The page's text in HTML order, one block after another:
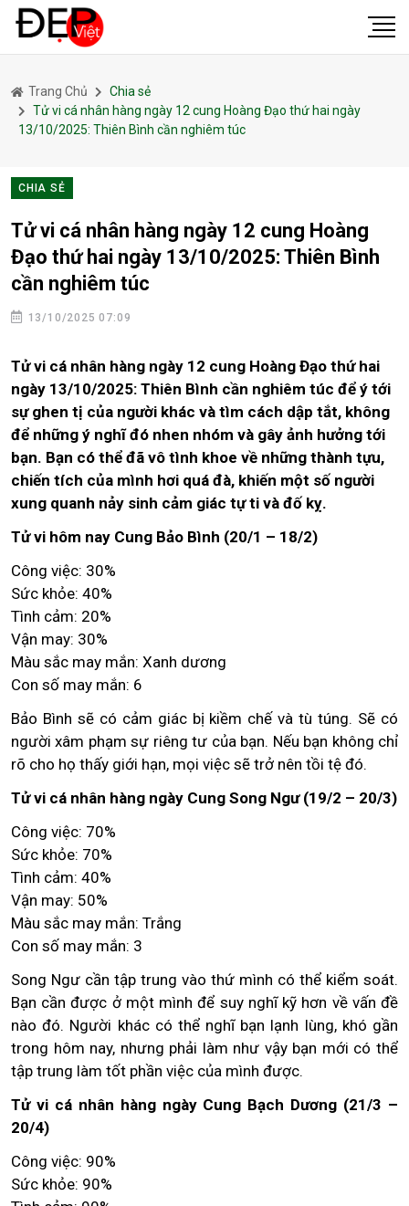
Trang Chủ
Chia sẻ
Tử vi cá nhân hàng ngày 12 cung Hoàng Đạo thứ hai ngày
13/10/2025: Thiên Bình cần nghiêm túc
CHIA SẺ
Tử vi cá nhân hàng ngày 12 cung Hoàng
Đạo thứ hai ngày 13/10/2025: Thiên Bình
cần nghiêm túc
13/10/2025 07:09
Tử vi cá nhân hàng ngày 12 cung Hoàng Đạo thứ hai
ngày 13/10/2025: Thiên Bình cần nghiêm túc để ý tới
sự ghen tị của người khác và tìm cách dập tắt, không
để những ý nghĩ đó nhen nhóm và gây ảnh hưởng tới
bạn. Bạn có thể đã vô tình khoe về những thành tựu,
chiến tích của mình hơi quá đà, khiến một số người
xung quanh nảy sinh cảm giác tự ti và đố kỵ.
Tử vi hôm nay Cung Bảo Bình (20/1 – 18/2)
Công việc: 30%
Sức khỏe: 40%
Tình cảm: 20%
Vận may: 30%
Màu sắc may mắn: Xanh dương
Con số may mắn: 6
Bảo Bình sẽ có cảm giác bị kiềm chế và tù túng. Sẽ có
người xâm phạm sự riêng tư của bạn. Nếu bạn không chỉ
rõ cho họ thấy giới hạn, mọi việc sẽ trở nên tồi tệ đó.
Tử vi cá nhân hàng ngày Cung Song Ngư (19/2 – 20/3)
Công việc: 70%
Sức khỏe: 70%
Tình cảm: 40%
Vận may: 50%
Màu sắc may mắn: Trắng
Con số may mắn: 3
Song Ngư cần tập trung vào thứ mình có thể kiểm soát.
Bạn cần được ở một mình để suy nghĩ kỹ hơn về vấn đề
nào đó. Người khác có thể nghĩ bạn lạnh lùng, khó gần
trong hôm nay, nhưng phải làm như vậy bạn mới có thể
tập trung làm tốt phần việc của mình được.
Tử vi cá nhân hàng ngày Cung Bạch Dương (21/3 –
20/4)
Công việc: 90%
Sức khỏe: 90%